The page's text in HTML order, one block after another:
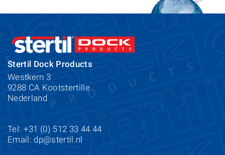
Stertil Dock Products
Westkern 3
9288 CA Kootstertille
Nederland
Tel: +31 (0) 512 33 44 44
Email: dp@stertil.nl